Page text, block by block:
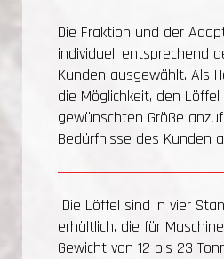
Die Fraktion und der
individuell entsprechend
Kunden ausgewählt. Als
die Möglichkeit, den
gewünschten Größe
Bedürfnisse des Kunden
Die Löffel sind in vier
erhältlich, die für
Gewicht von 12 bis 23